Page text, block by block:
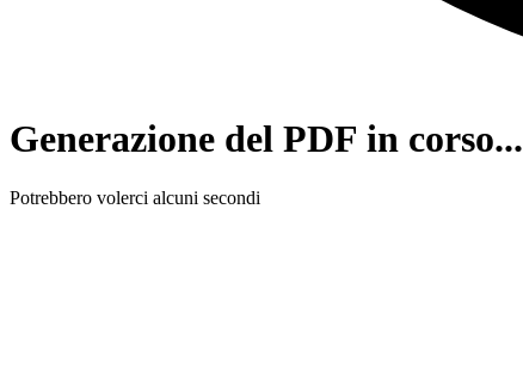
Generazione del PDF in corso...
Potrebbero volerci alcuni secondi